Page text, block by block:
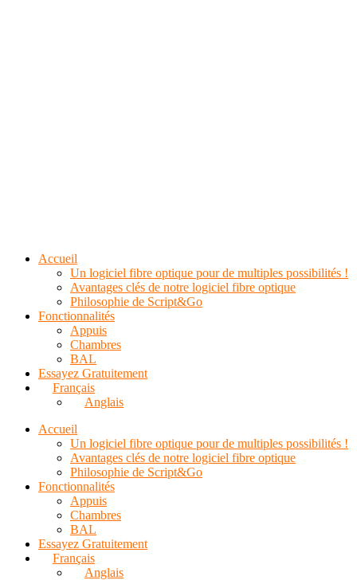
Accueil
Un logiciel fibre optique pour de multiples possibilités !
Avantages clés de notre logiciel fibre optique
Philosophie de Script&Go
Fonctionnalités
Appuis
Chambres
BAL
Essayez Gratuitement
Français
Anglais
Accueil
Un logiciel fibre optique pour de multiples possibilités !
Avantages clés de notre logiciel fibre optique
Philosophie de Script&Go
Fonctionnalités
Appuis
Chambres
BAL
Essayez Gratuitement
Français
Anglais